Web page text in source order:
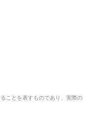
ことを表すものであり、実際の